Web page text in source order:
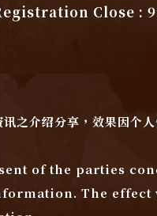
Close :
之介绍分享，效果因个
of the parties
The